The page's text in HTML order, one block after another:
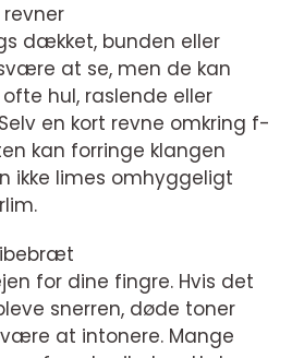
dækket, bunden eller
at se, men de kan
hul, raslende eller
en kort revne omkring f-
kan forringe klangen
ikke limes omhyggeligt
for dine fingre. Hvis det
snerren, døde toner
at intonere. Mange